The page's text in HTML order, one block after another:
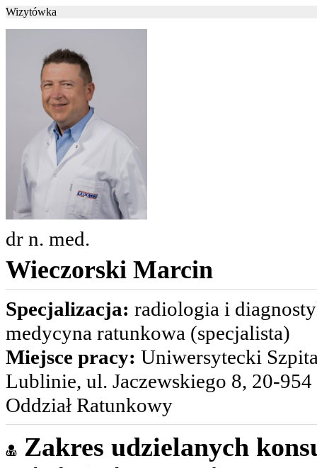
Wizytówka
dr n. med.
Wieczorski Marcin
Specjalizacja: radiologia i
medycyna ratunkowa (specjalista)
Miejsce pracy: Uniwersytecki
Lublinie, ul. Jaczewskiego 8, 20-
Oddział Ratunkowy
Zakres udzielanych